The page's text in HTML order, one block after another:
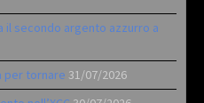
il secondo argento azzurro a
per tornare 31/07/2026